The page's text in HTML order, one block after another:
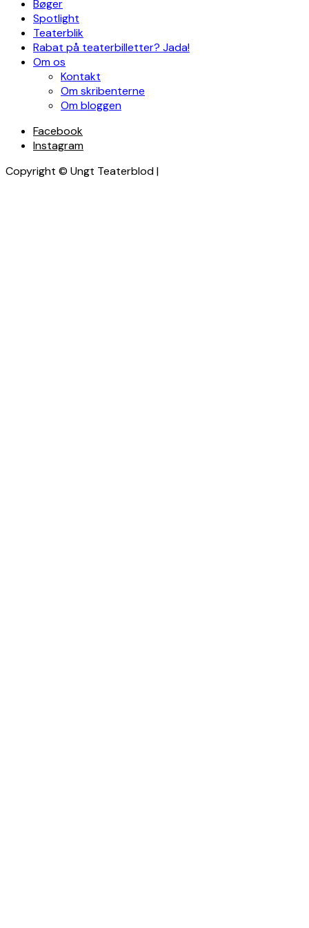
Bøger
Spotlight
Teaterblik
Rabat på teaterbilletter? Jada!
Om os
Kontakt
Om skribenterne
Om bloggen
Facebook
Instagram
Copyright © Ungt Teaterblod |